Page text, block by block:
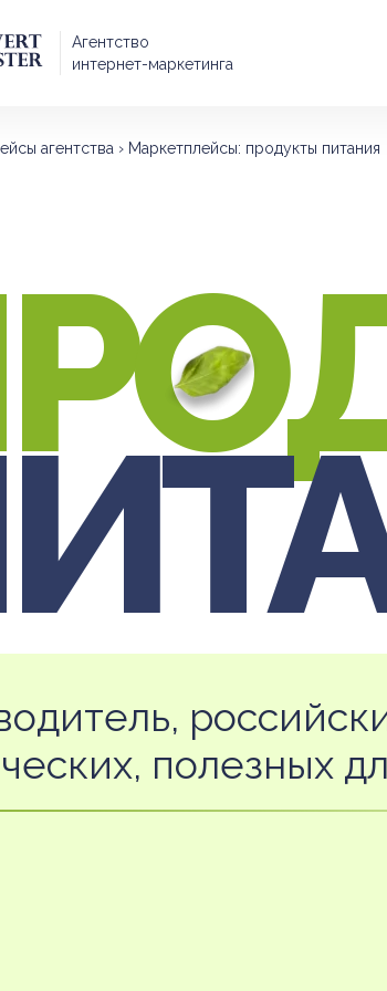
Агентство
интернет-маркетинга
агентства › Маркетплейсы: продукты питания
О
полезных